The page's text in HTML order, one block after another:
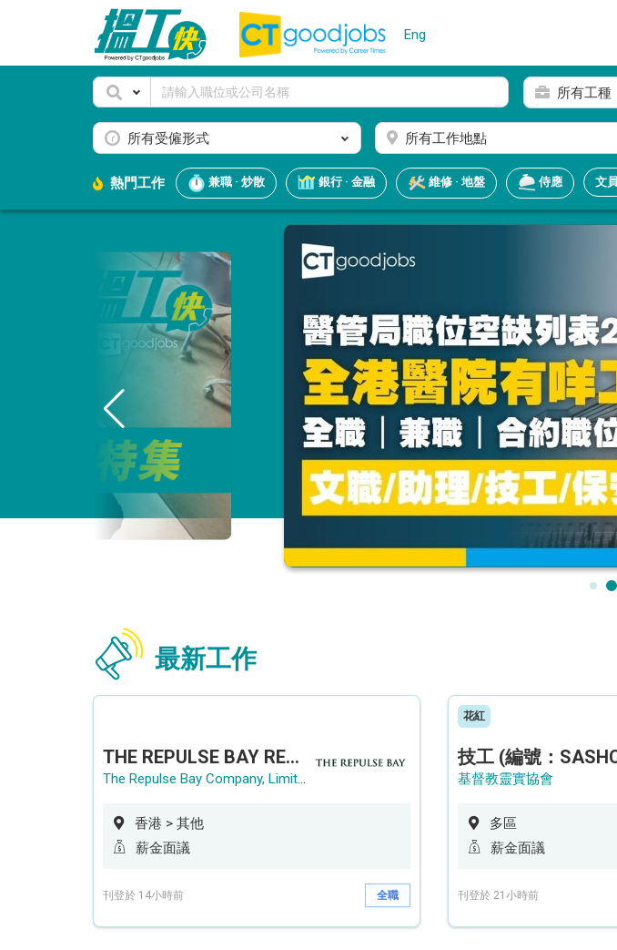
Eng
所有工種
所有受僱形式 所有工作地點
熱門工作 兼職 · 炒散 銀行 · 金融 維修 · 地盤 侍應 文員
最新工作
THE REPULSE BAY RECRUITMENT DAY 淺水灣影灣園人才招聘會
The Repulse Bay Company, Limited
香港 > 其他
薪金面議
刊登於 14小時前 全職
花紅
基督教靈實協會
多區
薪金面議
刊登於 21小時前